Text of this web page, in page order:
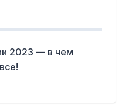
2023 — в чем